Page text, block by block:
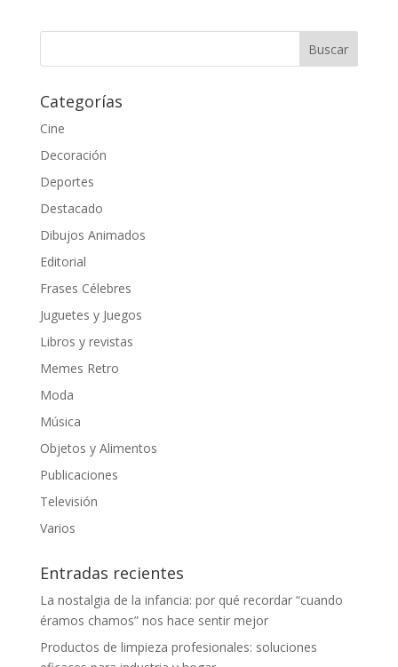
Categorías
Cine
Decoración
Deportes
Destacado
Dibujos Animados
Editorial
Frases Célebres
Juguetes y Juegos
Libros y revistas
Memes Retro
Moda
Música
Objetos y Alimentos
Publicaciones
Televisión
Varios
Entradas recientes
La nostalgia de la infancia: por qué recordar “cuando
éramos chamos” nos hace sentir mejor
Productos de limpieza profesionales: soluciones